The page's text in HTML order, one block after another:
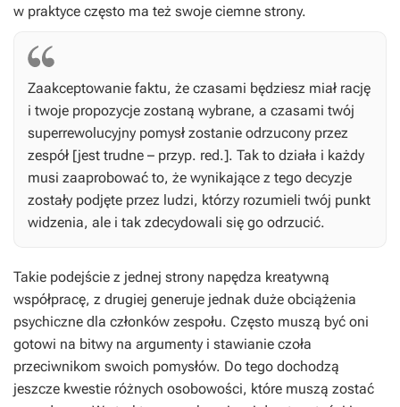
w praktyce często ma też swoje ciemne strony.
Zaakceptowanie faktu, że czasami będziesz miał rację
i twoje propozycje zostaną wybrane, a czasami twój
superrewolucyjny pomysł zostanie odrzucony przez
zespół [jest trudne – przyp. red.]. Tak to działa i każdy
musi zaaprobować to, że wynikające z tego decyzje
zostały podjęte przez ludzi, którzy rozumieli twój punkt
widzenia, ale i tak zdecydowali się go odrzucić.
Takie podejście z jednej strony napędza kreatywną
współpracę, z drugiej generuje jednak duże obciążenia
psychiczne dla członków zespołu. Często muszą być oni
gotowi na bitwy na argumenty i stawianie czoła
przeciwnikom swoich pomysłów. Do tego dochodzą
jeszcze kwestie różnych osobowości, które muszą zostać